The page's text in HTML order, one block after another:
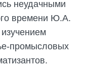
неудачными
времени Ю.А.
промысловых